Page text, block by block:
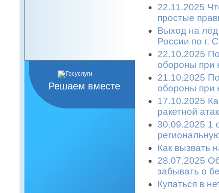
Решаем вместе
22.11.2025
простые
Выход на
России по г.
22.10.2025
обороны при
21.10.2025
обороны при
17.10.2025
ракетной
30.09.2025 1
Как вызвать
28.07.2025
забывать о
Купаться в